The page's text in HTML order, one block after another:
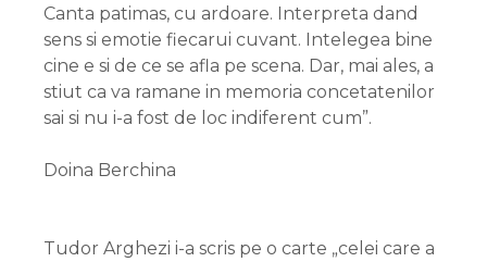
Canta patimas, cu ardoare. Interpreta dand
sens si emotie fiecarui cuvant. Intelegea bine
cine e si de ce se afla pe scena. Dar, mai ales, a
stiut ca va ramane in memoria concetatenilor
sai si nu i-a fost de loc indiferent cum”.
Doina Berchina
Tudor Arghezi i-a scris pe o carte „celei care a